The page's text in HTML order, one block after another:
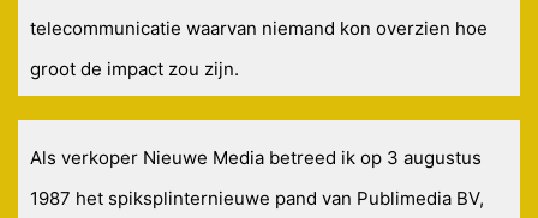
telecommunicatie waarvan niemand kon overzien hoe
groot de impact zou zijn.
Als verkoper Nieuwe Media betreed ik op 3 augustus
1987 het spiksplinternieuwe pand van Publimedia BV,